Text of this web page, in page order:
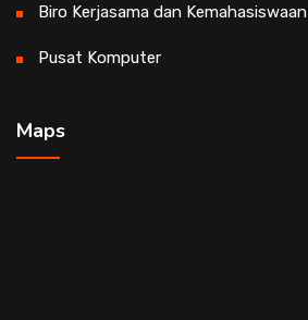
Biro Kerjasama dan Kemahasiswaan
Pusat Komputer
Maps